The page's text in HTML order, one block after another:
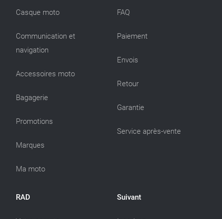
Casque moto
Communication et
navigation
Accessoires moto
Bagagerie
Promotions
Marques
Ma moto
FAQ
Paiement
Envois
Retour
Garantie
Service après-vente
RAD Suivant